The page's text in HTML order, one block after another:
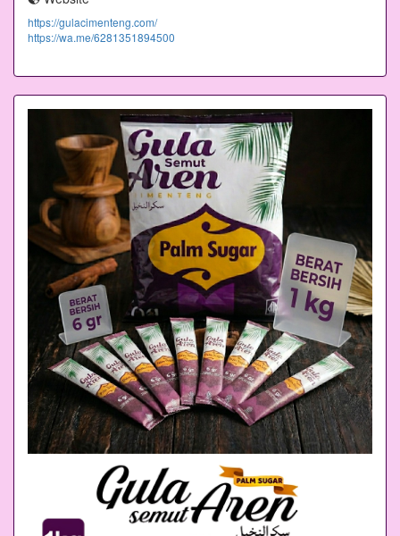
https://gulacimenteng.com/
https://wa.me/6281351894500